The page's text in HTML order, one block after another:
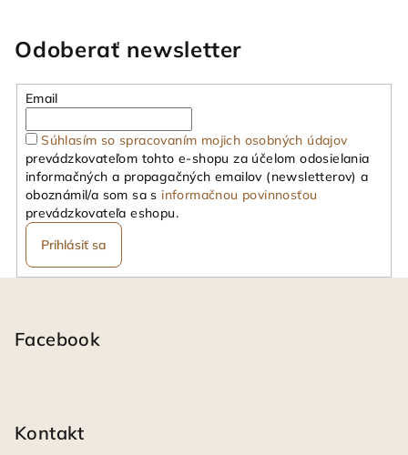
Odoberať newsletter
Email
Súhlasím so spracovaním mojich osobných údajov
prevádzkovateľom tohto e-shopu za účelom odosielania
informačných a propagačných emailov (newsletterov) a
oboznámil/a som sa s informačnou povinnosťou
prevádzkovateľa eshopu.
Prihlásiť sa
Facebook
Kontakt